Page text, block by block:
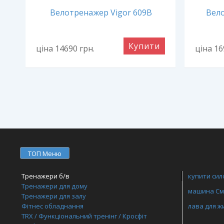
Велотренажер Vigor 609B
ціна 14690 грн. Купити ціна
ТОП Меню
Тренажери б/в
Тренажери для дому
Тренажери для залу
Фітнес обладнання
TRX / Функціональний тренінг / Кросфіт
купити
машина
лава для